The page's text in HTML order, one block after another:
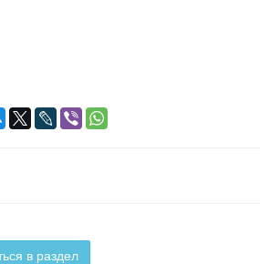
в раздел